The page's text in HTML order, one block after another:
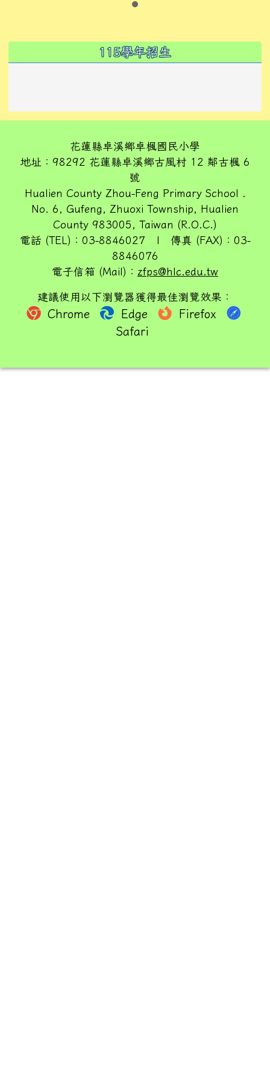
115學年招生
花蓮縣卓溪鄉卓楓國民小學
地址：98292 花蓮縣卓溪鄉古風村 12 鄰古楓 6
號
Hualien County Zhou-Feng Primary School .
No. 6, Gufeng, Zhuoxi Township, Hualien
County 983005, Taiwan (R.O.C.)
電話 (TEL)：03-8846027 | 傳真 (FAX)：03-
8846076
電子信箱 (Mail)： zfps@hlc.edu.tw
建議使用以下瀏覽器獲得最佳瀏覽效果：
Chrome Edge
Firefox
Safari